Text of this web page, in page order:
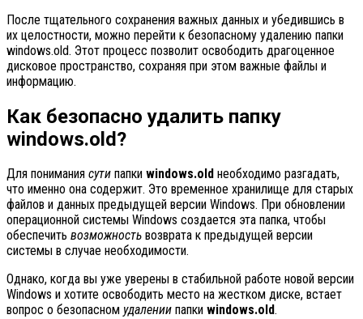
После тщательного сохранения важных данных и убедившись в
их целостности, можно перейти к безопасному удалению папки
windows.old. Этот процесс позволит освободить драгоценное
дисковое пространство, сохраняя при этом важные файлы и
информацию.
Как безопасно удалить папку
windows.old?
Для понимания сути папки windows.old необходимо разгадать,
что именно она содержит. Это временное хранилище для старых
файлов и данных предыдущей версии Windows. При обновлении
операционной системы Windows создается эта папка, чтобы
обеспечить возможность возврата к предыдущей версии
системы в случае необходимости.
Однако, когда вы уже уверены в стабильной работе новой версии
Windows и хотите освободить место на жестком диске, встает
вопрос о безопасном удалении папки windows.old.